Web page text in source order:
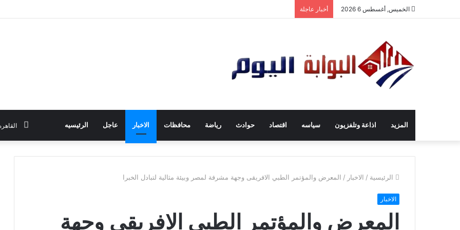
الخميس, أغسطس 6 2026 أخبار عاجلة
المزيد اذاعة وتلفزيون سياسه اقتصاد حوادث رياضة محافظات الاخبار عاجل الرئيسيه
الرئيسية / الاخبار / المعرض والمؤتمر الطبي الافريقى وجهة مشرفة لمصر وبيئة مثالية لتبادل الخبرا
الاخبار
المعرض والمؤتمر الطبي الافريقى وجهة